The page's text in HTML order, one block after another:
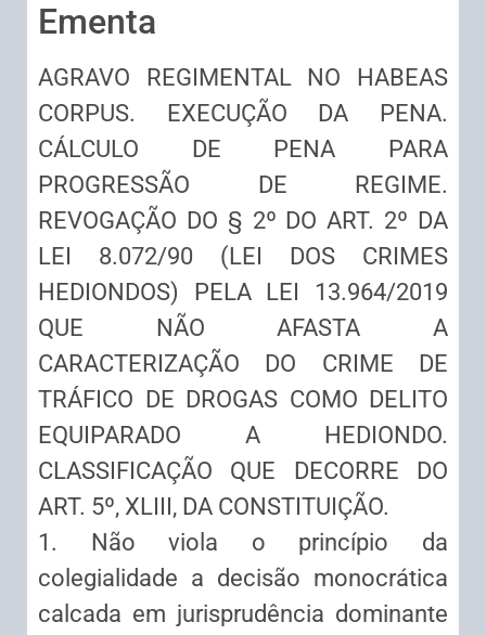
Ementa
AGRAVO REGIMENTAL NO HABEAS
CORPUS. EXECUÇÃO DA PENA.
CÁLCULO DE PENA PARA
PROGRESSÃO DE REGIME.
REVOGAÇÃO DO § 2º DO ART. 2º DA
LEI 8.072/90 (LEI DOS CRIMES
HEDIONDOS) PELA LEI 13.964/2019
QUE NÃO AFASTA A
CARACTERIZAÇÃO DO CRIME DE
TRÁFICO DE DROGAS COMO DELITO
EQUIPARADO A HEDIONDO.
CLASSIFICAÇÃO QUE DECORRE DO
ART. 5º, XLIII, DA CONSTITUIÇÃO.
1. Não viola o princípio da
colegialidade a decisão monocrática
calcada em jurisprudência dominante